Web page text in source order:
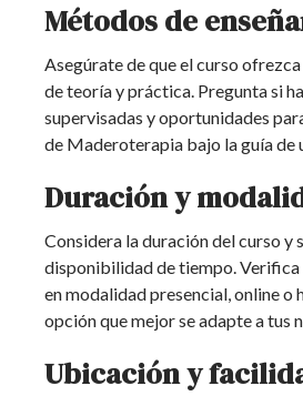
Métodos de
Asegúrate de que el curso
de teoría y práctica. Pregunta si
supervisadas y oportunidades
de Maderoterapia bajo la guía de
Duración y
Considera la duración del curso y
disponibilidad de tiempo. Verifica
en modalidad presencial, online o
opción que mejor se adapte a tus
Ubicación y